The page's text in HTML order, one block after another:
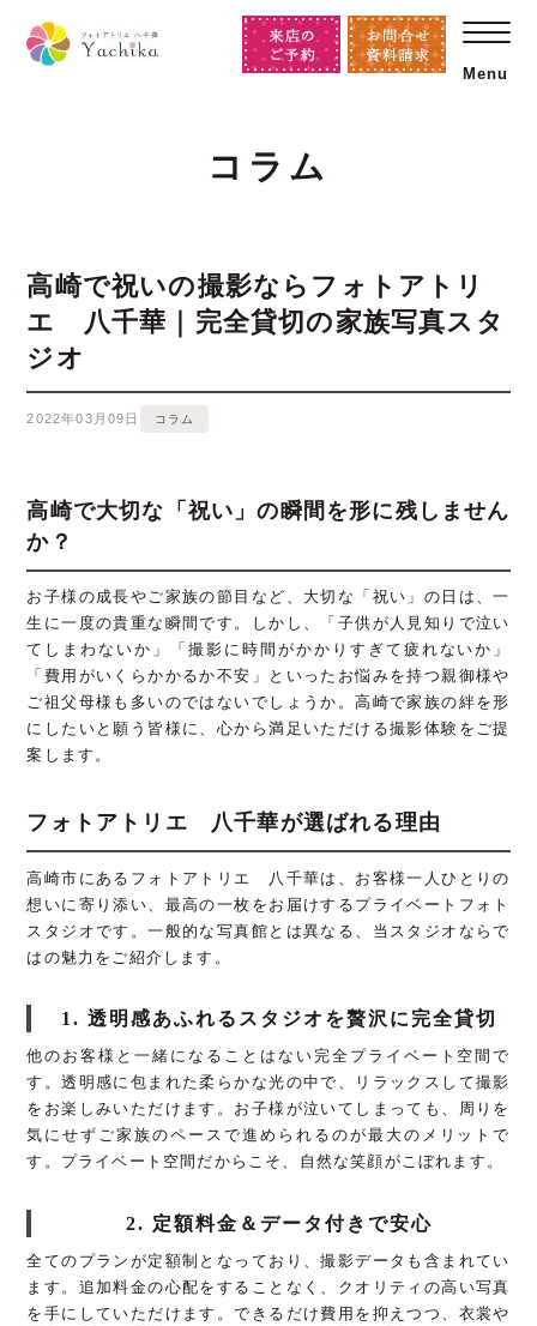
Menu
コラム
高崎で祝いの撮影ならフォトアトリ
エ 八千華｜完全貸切の家族写真スタ
ジオ
2022年03月09日 コラム
高崎で大切な「祝い」の瞬間を形に残しません
か？
お子様の成長やご家族の節目など、大切な「祝い」の日は、一
生に一度の貴重な瞬間です。しかし、「子供が人見知りで泣い
てしまわないか」「撮影に時間がかかりすぎて疲れないか」
「費用がいくらかかるか不安」といったお悩みを持つ親御様や
ご祖父母様も多いのではないでしょうか。高崎で家族の絆を形
にしたいと願う皆様に、心から満足いただける撮影体験をご提
案します。
フォトアトリエ 八千華が選ばれる理由
高崎市にあるフォトアトリエ 八千華は、お客様一人ひとりの
想いに寄り添い、最高の一枚をお届けするプライベートフォト
スタジオです。一般的な写真館とは異なる、当スタジオならで
はの魅力をご紹介します。
1. 透明感あふれるスタジオを贅沢に完全貸切
他のお客様と一緒になることはない完全プライベート空間で
す。透明感に包まれた柔らかな光の中で、リラックスして撮影
をお楽しみいただけます。お子様が泣いてしまっても、周りを
気にせずご家族のペースで進められるのが最大のメリットで
す。プライベート空間だからこそ、自然な笑顔がこぼれます。
2. 定額料金＆データ付きで安心
全てのプランが定額制となっており、撮影データも含まれてい
ます。追加料金の心配をすることなく、クオリティの高い写真
を手にしていただけます。できるだけ費用を抑えつつ、衣裳や